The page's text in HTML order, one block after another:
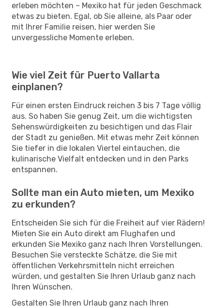
erleben möchten – Mexiko hat für jeden Geschmack
etwas zu bieten. Egal, ob Sie alleine, als Paar oder
mit Ihrer Familie reisen, hier werden Sie
unvergessliche Momente erleben.
Wie viel Zeit für Puerto Vallarta
einplanen?
Für einen ersten Eindruck reichen 3 bis 7 Tage völlig
aus. So haben Sie genug Zeit, um die wichtigsten
Sehenswürdigkeiten zu besichtigen und das Flair
der Stadt zu genießen. Mit etwas mehr Zeit können
Sie tiefer in die lokalen Viertel eintauchen, die
kulinarische Vielfalt entdecken und in den Parks
entspannen.
Sollte man ein Auto mieten, um Mexiko
zu erkunden?
Entscheiden Sie sich für die Freiheit auf vier Rädern!
Mieten Sie ein Auto direkt am Flughafen und
erkunden Sie Mexiko ganz nach Ihren Vorstellungen.
Besuchen Sie versteckte Schätze, die Sie mit
öffentlichen Verkehrsmitteln nicht erreichen
würden, und gestalten Sie Ihren Urlaub ganz nach
Ihren Wünschen.
Gestalten Sie Ihren Urlaub ganz nach Ihren